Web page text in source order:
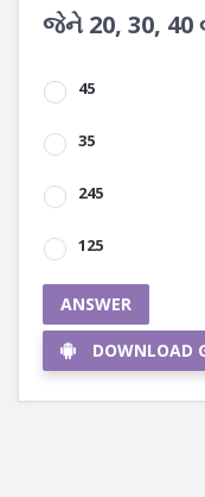
જેને 20, 30, 40
45
35
245
125
ANSWER
DOWNLOAD